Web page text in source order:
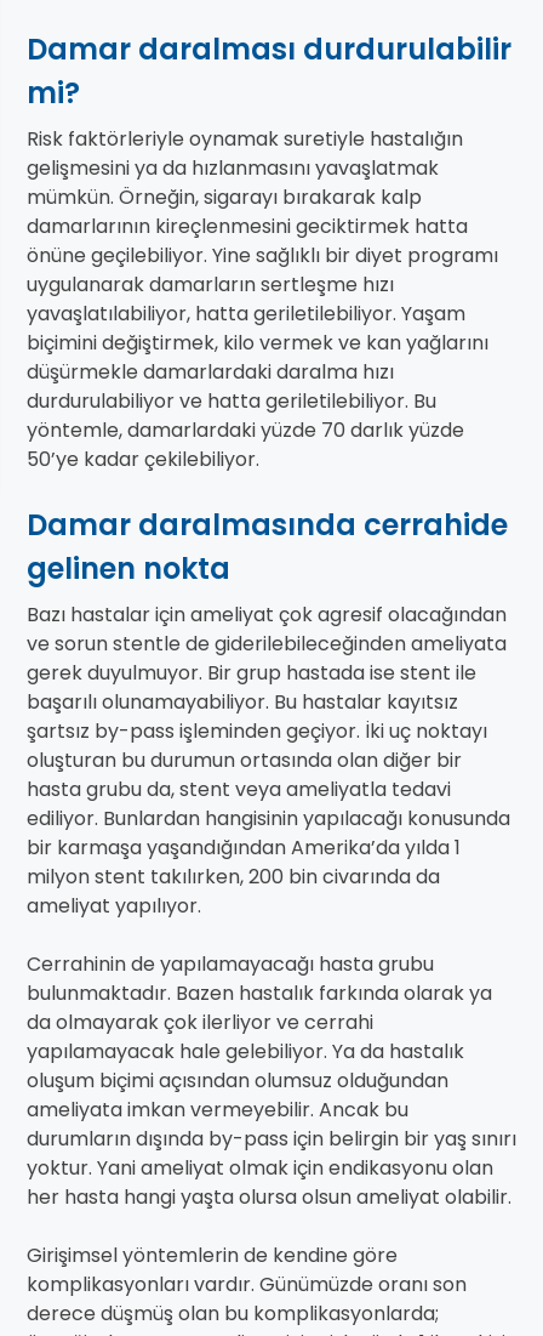
Damar daralması durdurulabilir
mi?
Risk faktörleriyle oynamak suretiyle hastalığın
gelişmesini ya da hızlanmasını yavaşlatmak
mümkün. Örneğin, sigarayı bırakarak kalp
damarlarının kireçlenmesini geciktirmek hatta
önüne geçilebiliyor. Yine sağlıklı bir diyet programı
uygulanarak damarların sertleşme hızı
yavaşlatılabiliyor, hatta geriletilebiliyor. Yaşam
biçimini değiştirmek, kilo vermek ve kan yağlarını
düşürmekle damarlardaki daralma hızı
durdurulabiliyor ve hatta geriletilebiliyor. Bu
yöntemle, damarlardaki yüzde 70 darlık yüzde
50’ye kadar çekilebiliyor.
Damar daralmasında cerrahide
gelinen nokta
Bazı hastalar için ameliyat çok agresif olacağından
ve sorun stentle de giderilebileceğinden ameliyata
gerek duyulmuyor. Bir grup hastada ise stent ile
başarılı olunamayabiliyor. Bu hastalar kayıtsız
şartsız by-pass işleminden geçiyor. İki uç noktayı
oluşturan bu durumun ortasında olan diğer bir
hasta grubu da, stent veya ameliyatla tedavi
ediliyor. Bunlardan hangisinin yapılacağı konusunda
bir karmaşa yaşandığından Amerika’da yılda 1
milyon stent takılırken, 200 bin civarında da
ameliyat yapılıyor.
Cerrahinin de yapılamayacağı hasta grubu
bulunmaktadır. Bazen hastalık farkında olarak ya
da olmayarak çok ilerliyor ve cerrahi
yapılamayacak hale gelebiliyor. Ya da hastalık
oluşum biçimi açısından olumsuz olduğundan
ameliyata imkan vermeyebilir. Ancak bu
durumların dışında by-pass için belirgin bir yaş sınırı
yoktur. Yani ameliyat olmak için endikasyonu olan
her hasta hangi yaşta olursa olsun ameliyat olabilir.
Girişimsel yöntemlerin de kendine göre
komplikasyonları vardır. Günümüzde oranı son
derece düşmüş olan bu komplikasyonlarda;